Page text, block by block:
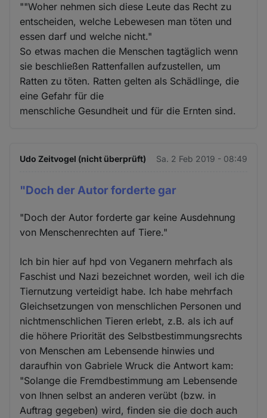
""Woher nehmen sich diese Leute das Recht zu
entscheiden, welche Lebewesen man töten und
essen darf und welche nicht."
So etwas machen die Menschen tagtäglich wenn
sie beschließen Rattenfallen aufzustellen, um
Ratten zu töten. Ratten gelten als Schädlinge, die
eine Gefahr für die
menschliche Gesundheit und für die Ernten sind.
Udo Zeitvogel (nicht überprüft) Sa. 2 Feb 2019 - 08:49
"Doch der Autor forderte gar
"Doch der Autor forderte gar keine Ausdehnung
von Menschenrechten auf Tiere."
Ich bin hier auf hpd von Veganern mehrfach als
Faschist und Nazi bezeichnet worden, weil ich die
Tiernutzung verteidigt habe. Ich habe mehrfach
Gleichsetzungen von menschlichen Personen und
nichtmenschlichen Tieren erlebt, z.B. als ich auf
die höhere Priorität des Selbstbestimmungsrechts
von Menschen am Lebensende hinwies und
daraufhin von Gabriele Wruck die Antwort kam:
"Solange die Fremdbestimmung am Lebensende
von Ihnen selbst an anderen verübt (bzw. in
Auftrag gegeben) wird, finden sie die doch auch